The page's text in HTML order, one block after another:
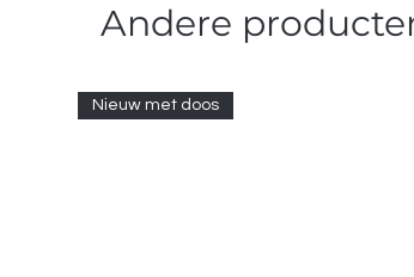
Andere
Nieuw met doos